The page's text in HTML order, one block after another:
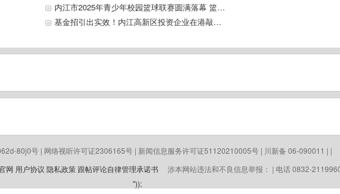
内江市2025年青少年校园篮球联赛圆满落幕 篮球少年展青春风采
基金招引出实效！内江高新区投资企业在港敲钟上市
80j0号 | 网络视听许可证2306165号 | 新闻信息服务许可证51120210005号 | 川新备 06-090011 | |
网 用户协议 隐私政策 跟帖评论自律管理承诺书涉本网站违法和不良信息举报： | 电话 0832-
"));